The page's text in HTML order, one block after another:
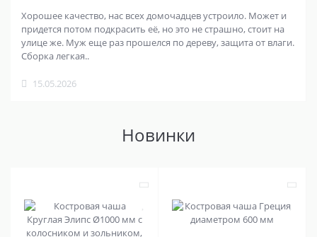
Хорошее качество, нас всех домочадцев устроило. Может и
придется потом подкрасить её, но это не страшно, стоит на
улице же. Муж еще раз прошелся по дереву, защита от влаги.
Сборка легкая..
15.05.2026
Новинки